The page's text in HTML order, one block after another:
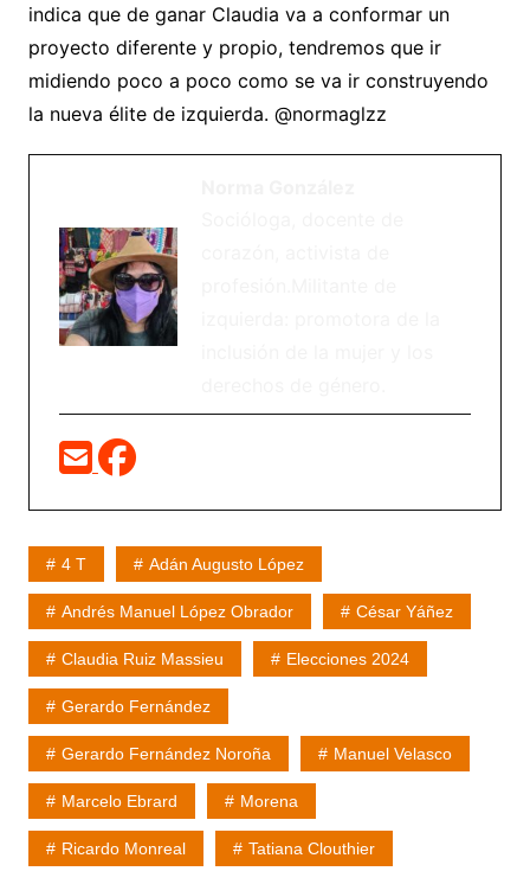
indica que de ganar Claudia va a conformar un
proyecto diferente y propio, tendremos que ir
midiendo poco a poco como se va ir construyendo
la nueva élite de izquierda. @normaglzz
4 T Adán Augusto López
Andrés Manuel López Obrador César Yáñez
Claudia Ruiz Massieu Elecciones 2024
Gerardo Fernández
Gerardo Fernández Noroña Manuel Velasco
Marcelo Ebrard Morena
Ricardo Monreal Tatiana Clouthier